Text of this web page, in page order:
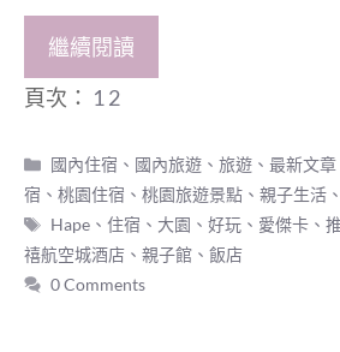
繼續閱讀
頁次： 1 2
分
類
國內住宿 、 國內旅遊 、旅遊 、最新文章
宿 、 桃園住宿 、 桃園旅遊景點 、 親子生活 、
標
籤
Hape 、住宿 、 大園 、好玩 、 愛傑卡 、
禧航空城酒店 、 親子館 、 飯店
0 Comments